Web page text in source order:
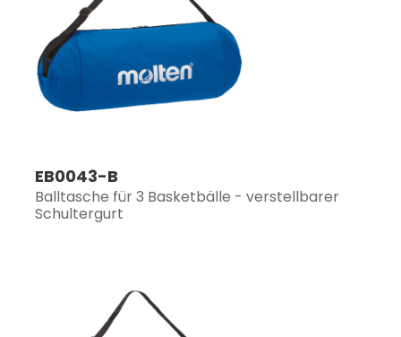
EB0043-B
Balltasche für 3 Basketbälle - verstellbarer
Schultergurt